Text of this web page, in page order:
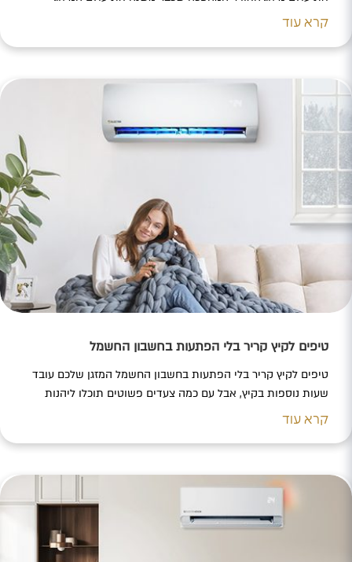
באירופה מגיעה גם לבתים בישראל – חברת אלקטרה מובילה את
המתקדמת, שכבר מסמנת את הכיוון שאליו צועד השוק העולמי.
קרא עוד
טיפים לקיץ קריר בלי הפתעות בחשבון החשמל
טיפים לקיץ קריר בלי הפתעות בחשבון החשמל המזגן שלכם עובד
שעות נוספות בקיץ, אבל עם כמה צעדים פשוטים תוכלו ליהנות
מקרירות מושלמת ולשלם פחות. גילינו בשבילכם את הדרכים
במיוחד. לשיתוף הכתבה C432AC28-4125-46EA-AF6E-
בשלושה שלבים אחרי עבודה מאומצת בחודשי הקיץ הארוכים,
המזגן זקוק…
קרא עוד